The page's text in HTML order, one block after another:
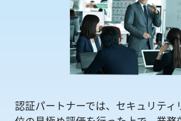
認証パートナーでは、セキュリティ